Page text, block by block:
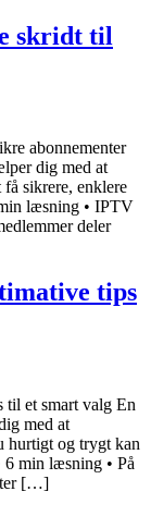
skridt til
abonnementer
dig med at
sikrere, enklere
læsning • IPTV
deler
tips
et smart valg En
med at
hurtigt og trygt kan
min læsning • På
[…]